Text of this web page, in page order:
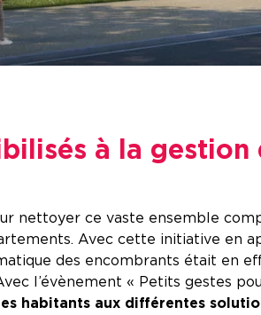
à la gestion
nettoyer ce vaste ensemble
Avec cette initiative en
des encombrants était en
l’évènement « Petits gestes
habitants aux différentes